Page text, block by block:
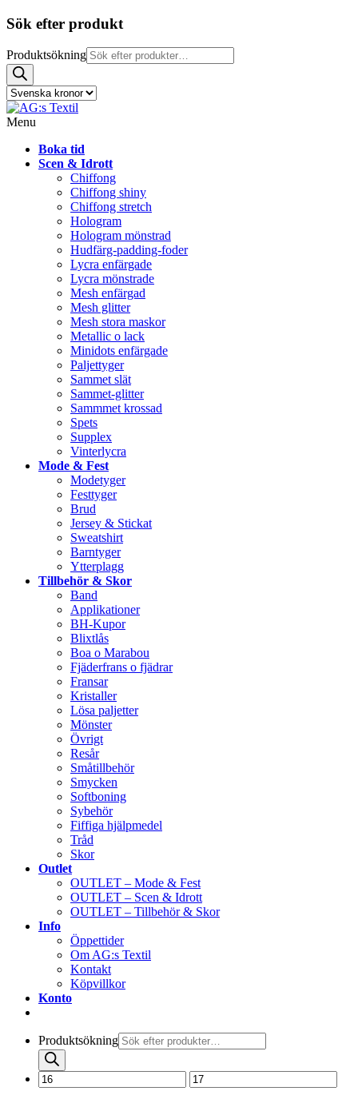
Sök efter produkt
Produktsökning
Menu
Boka tid
Scen & Idrott
Chiffong
Chiffong shiny
Chiffong stretch
Hologram
Hologram mönstrad
Hudfärg-padding-foder
Lycra enfärgade
Lycra mönstrade
Mesh enfärgad
Mesh glitter
Mesh stora maskor
Metallic o lack
Minidots enfärgade
Paljettyger
Sammet slät
Sammet-glitter
Sammmet krossad
Spets
Supplex
Vinterlycra
Mode & Fest
Modetyger
Festtyger
Brud
Jersey & Stickat
Sweatshirt
Barntyger
Ytterplagg
Tillbehör & Skor
Band
Applikationer
BH-Kupor
Blixtlås
Boa o Marabou
Fjäderfrans o fjädrar
Fransar
Kristaller
Lösa paljetter
Mönster
Övrigt
Resår
Småtillbehör
Smycken
Softboning
Sybehör
Fiffiga hjälpmedel
Tråd
Skor
Outlet
OUTLET – Mode & Fest
OUTLET – Scen & Idrott
OUTLET – Tillbehör & Skor
Info
Öppettider
Om AG:s Textil
Kontakt
Köpvillkor
Konto
Produktsökning